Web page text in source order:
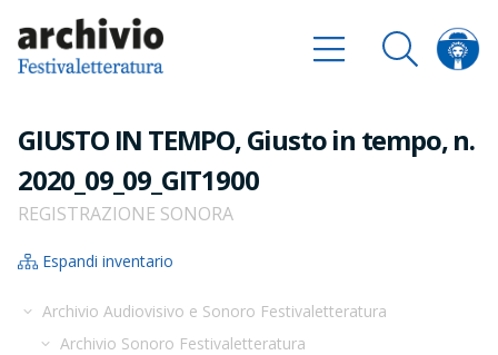
GIUSTO IN TEMPO, Giusto in tempo, n.
2020_09_09_GIT1900
REGISTRAZIONE SONORA
Espandi inventario
Archivio Audiovisivo e Sonoro Festivaletteratura
Archivio Sonoro Festivaletteratura